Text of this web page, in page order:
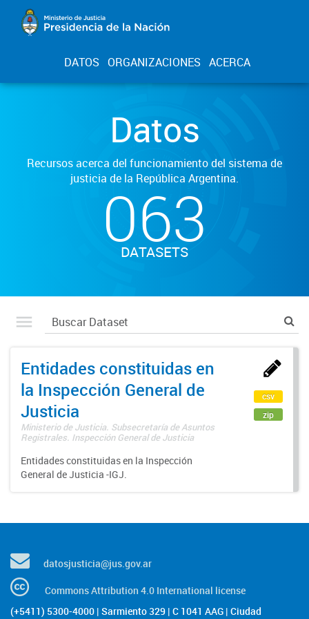
DATOS ORGANIZACIONES ACERCA
Datos
Recursos acerca del funcionamiento del sistema de
justicia de la República Argentina.
063
DATASETS
Entidades constituidas en
la Inspección General de
Justicia
Ministerio de Justicia. Subsecretaría de Asuntos
Registrales. Inspección General de Justicia
Entidades constituidas en la Inspección
General de Justicia -IGJ.
csv
zip
datosjusticia@jus.gov.ar
Commons Attribution 4.0 International license
(+5411) 5300-4000 | Sarmiento 329 | C 1041 AAG | Ciudad